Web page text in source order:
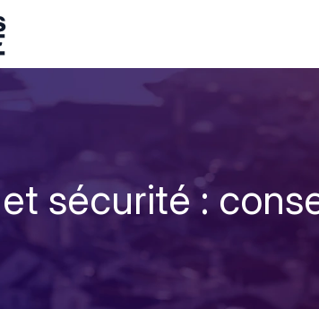
sécurité :